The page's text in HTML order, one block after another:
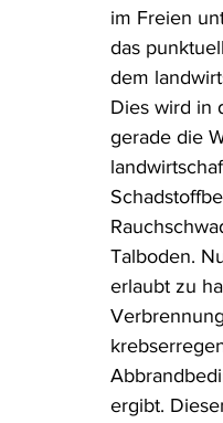
im Freien
das
dem
Dies wird in
gerade die
Talboden.
erlaubt zu
ergibt.